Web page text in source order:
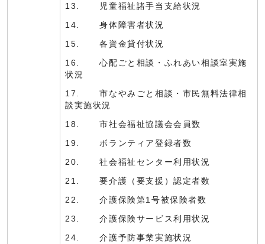
13. 児童福祉諸手当支給状況
14. 身体障害者状況
15. 各資金貸付状況
16. 心配ごと相談・ふれあい相談室実施
状況
17. 市なやみごと相談・市民無料法律相
談実施状況
18. 市社会福祉協議会会員数
19. ボランティア登録者数
20. 社会福祉センター利用状況
21. 要介護（要支援）認定者数
22. 介護保険第1号被保険者数
23. 介護保険サービス利用状況
24. 介護予防事業実施状況